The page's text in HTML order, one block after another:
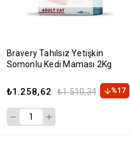
Bravery Tahılsız Yetişkin
Somonlu Kedi Maması 2Kg
₺1.258,62 ₺1.510,34 %17